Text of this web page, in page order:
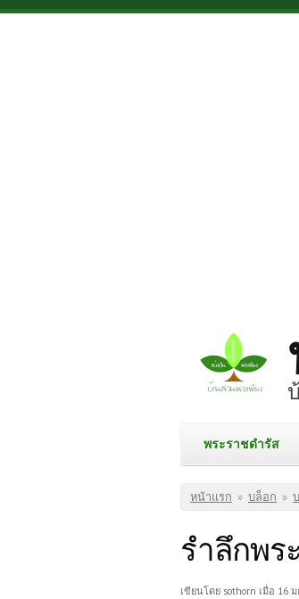
Skip to main content
พระราชดำรัส
คุณอยู่ที่นี่
หน้าแรก » บล็อก »
รำลึกพร
เขียนโดย sothorn เมื่อ 16